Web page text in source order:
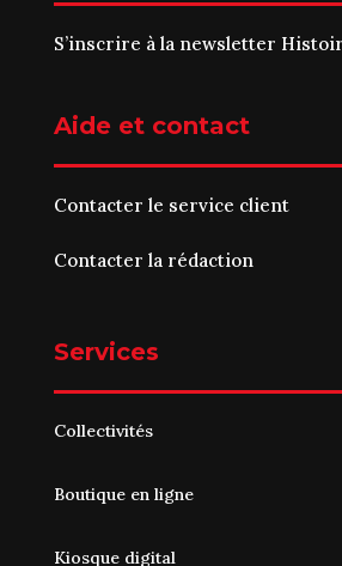
S’inscrire à la newsletter
Aide et contact
Contacter le service client
Contacter la rédaction
Services
Collectivités
Boutique en ligne
Kiosque digital